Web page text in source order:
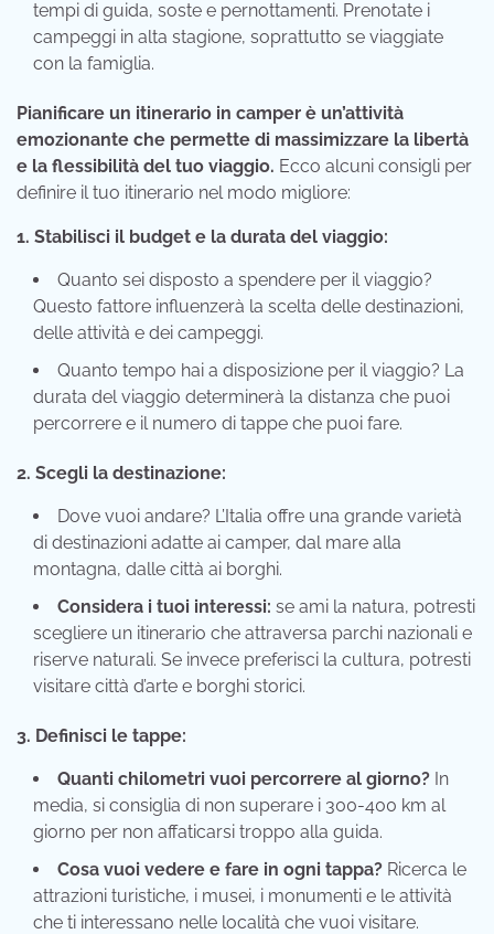
tempi di guida, soste e pernottamenti. Prenotate i
campeggi in alta stagione, soprattutto se viaggiate
con la famiglia.
Pianificare un itinerario in camper è un’attività
emozionante che permette di massimizzare la libertà
e la flessibilità del tuo viaggio. Ecco alcuni consigli per
definire il tuo itinerario nel modo migliore:
1. Stabilisci il budget e la durata del viaggio:
Quanto sei disposto a spendere per il viaggio?
Questo fattore influenzerà la scelta delle destinazioni,
delle attività e dei campeggi.
Quanto tempo hai a disposizione per il viaggio? La
durata del viaggio determinerà la distanza che puoi
percorrere e il numero di tappe che puoi fare.
2. Scegli la destinazione:
Dove vuoi andare? L’Italia offre una grande varietà
di destinazioni adatte ai camper, dal mare alla
montagna, dalle città ai borghi.
Considera i tuoi interessi: se ami la natura, potresti
scegliere un itinerario che attraversa parchi nazionali e
riserve naturali. Se invece preferisci la cultura, potresti
visitare città d’arte e borghi storici.
3. Definisci le tappe:
Quanti chilometri vuoi percorrere al giorno? In
media, si consiglia di non superare i 300-400 km al
giorno per non affaticarsi troppo alla guida.
Cosa vuoi vedere e fare in ogni tappa? Ricerca le
attrazioni turistiche, i musei, i monumenti e le attività
che ti interessano nelle località che vuoi visitare.